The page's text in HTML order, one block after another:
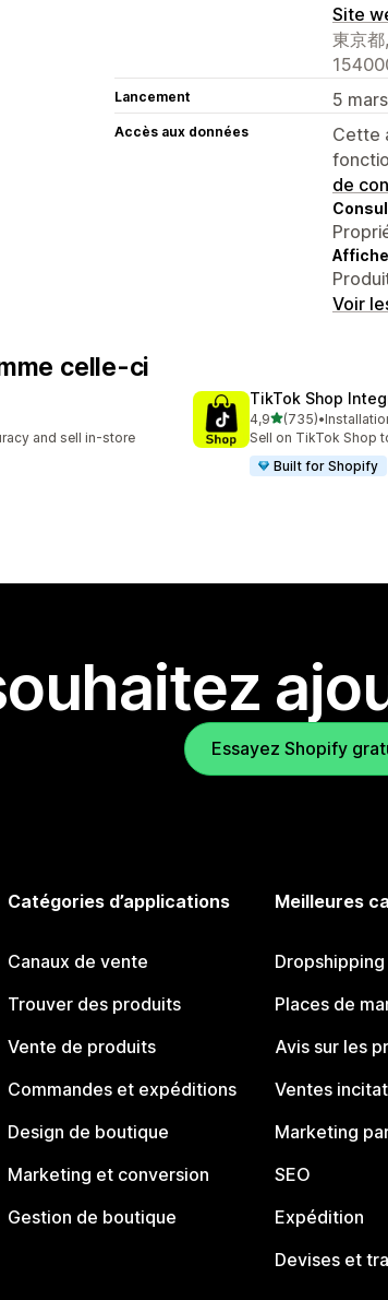
Site
東京
Lancement 5
Accès aux données
Cette
de
Voir
celle-ci
and sell in-store
TikTok Shop
4,9étoile(s) sur 5
(735)
735 avis au total
•
Sell on TikTok Shop
Built for Shopify
Essayez Shopify
Catégories d’applications
Canaux de vente
Trouver des produits
Vente de produits
Commandes et expéditions
Design de boutique
Marketing et conversion
Gestion de boutique
Meilleures
Dropshipping
Places de
Avis sur les
Ventes
Marketing
SEO
Expédition
Devises et